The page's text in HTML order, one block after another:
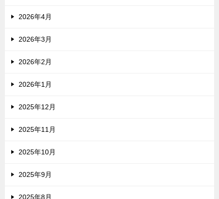
2026年4月
2026年3月
2026年2月
2026年1月
2025年12月
2025年11月
2025年10月
2025年9月
2025年8月